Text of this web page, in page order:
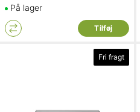
På lager
Tilføj
Fri fragt